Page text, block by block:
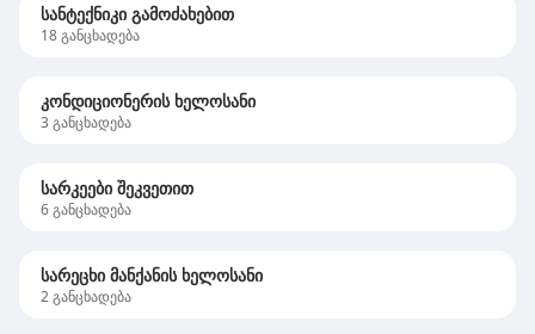
სანტექნიკი გამოძახებით
18განცხადება
კონდიციონერის ხელოსანი
3 განცხადება
სარკეები შეკვეთით
6განცხადება
სარეცხი მანქანის ხელოსანი
2განცხადება